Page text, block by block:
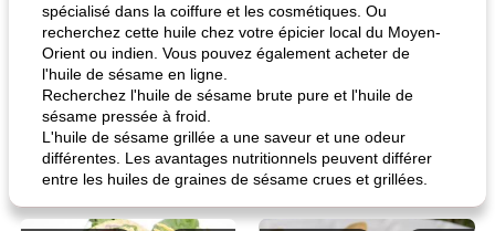
spécialisé dans la coiffure et les cosmétiques. Ou
recherchez cette huile chez votre épicier local du Moyen-
Orient ou indien. Vous pouvez également acheter de
l'huile de sésame en ligne.
Recherchez l'huile de sésame brute pure et l'huile de
sésame pressée à froid.
L'huile de sésame grillée a une saveur et une odeur
différentes. Les avantages nutritionnels peuvent différer
entre les huiles de graines de sésame crues et grillées.